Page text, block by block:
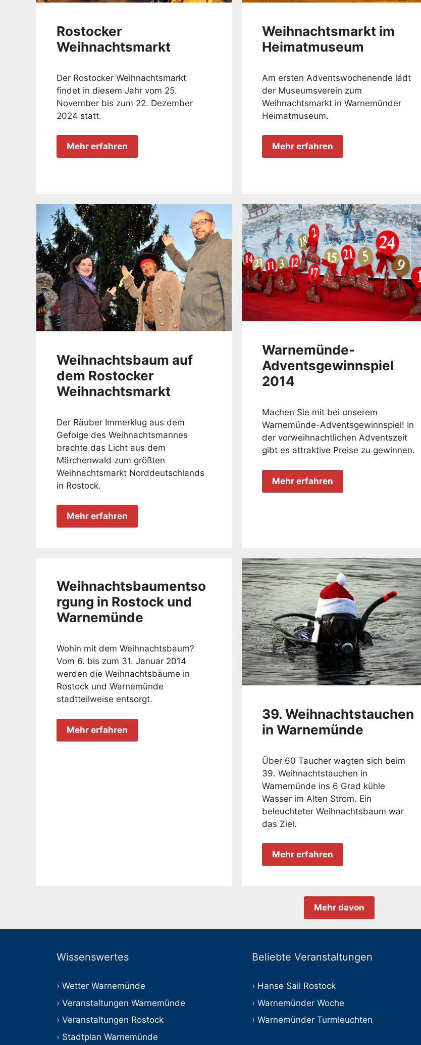
Rostocker
Weihnachtsmarkt
Der Rostocker Weihnachtsmarkt
findet in diesem Jahr vom 25.
November bis zum 22. Dezember
2024 statt.
Mehr erfahren
Weihnachtsmarkt im
Heimatmuseum
Am ersten Adventswochenende lädt
der Museumsverein zum
Weihnachtsmarkt in Warnemünder
Heimatmuseum.
Mehr erfahren
Weihnachtsbaum auf
dem Rostocker
Weihnachtsmarkt
Der Räuber Immerklug aus dem
Gefolge des Weihnachtsmannes
brachte das Licht aus dem
Märchenwald zum größten
Weihnachtsmarkt Norddeutschlands
in Rostock.
Mehr erfahren
Warnemünde-
Adventsgewinnspiel
2014
Machen Sie mit bei unserem
Warnemünde-Adventsgewinnspiel! In
der vorweihnachtlichen Adventszeit
gibt es attraktive Preise zu gewinnen.
Mehr erfahren
Weihnachtsbaumentso
rgung in Rostock und
Warnemünde
Wohin mit dem Weihnachtsbaum?
Vom 6. bis zum 31. Januar 2014
werden die Weihnachtsbäume in
Rostock und Warnemünde
stadtteilweise entsorgt.
Mehr erfahren
39. Weihnachtstauchen
in Warnemünde
Über 60 Taucher wagten sich beim
39. Weihnachtstauchen in
Warnemünde ins 6 Grad kühle
Wasser im Alten Strom. Ein
beleuchteter Weihnachtsbaum war
das Ziel.
Mehr erfahren
Mehr davon
Wissenswertes
Wetter Warnemünde
Veranstaltungen Warnemünde
Veranstaltungen Rostock
Stadtplan Warnemünde
Beliebte Veranstaltungen
Hanse Sail Rostock
Warnemünder Woche
Warnemünder Turmleuchten